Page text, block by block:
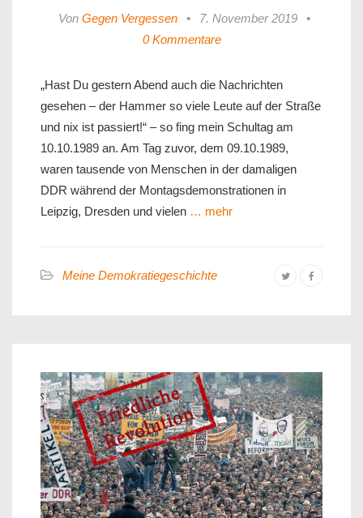
Von Gegen Vergessen • 7. November 2019
•
0 Kommentare
„Hast Du gestern Abend auch die Nachrichten
gesehen – der Hammer so viele Leute auf der Straße
und nix ist passiert!“ – so fing mein Schultag am
10.10.1989 an. Am Tag zuvor, dem 09.10.1989,
waren tausende von Menschen in der damaligen
DDR während der Montagsdemonstrationen in
Leipzig, Dresden und vielen … mehr
Meine Demokratiegeschichte